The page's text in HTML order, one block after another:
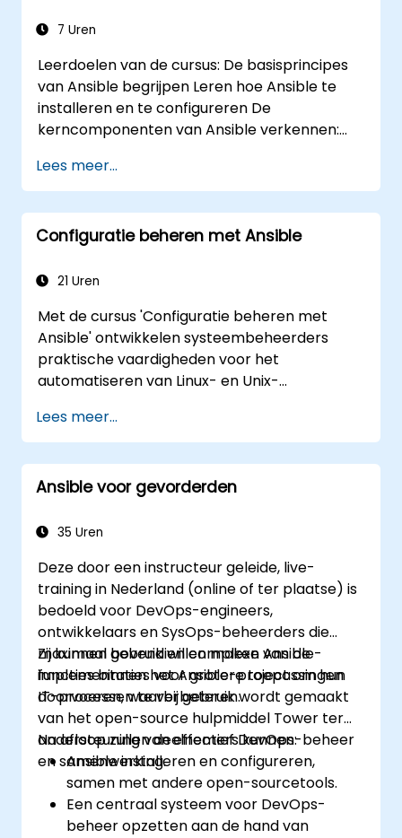
7 Uren
Leerdoelen van de cursus: De basisprincipes
van Ansible begrijpen Leren hoe Ansible te
installeren en te configureren De
kerncomponenten van Ansible verkennen:
Automatiseringsopdrachten implementeren
met behulp van Ansible Ansible Playbooks
uitvoeren om externe servers te beheren en
te automatiseren
Lees meer...
Configuratie beheren met Ansible
21 Uren
Met de cursus 'Configuratie beheren met
Ansible' ontwikkelen systeembeheerders
praktische vaardigheden voor het
automatiseren van Linux- en Unix-
achter Ansible-playbooks, rollen,
inventarisbeheer en configuratiegebaseerd
op variabelen. De cursus behandelt onder
andere correcte YAML-syntaxis,
strategieën voor het geleidelijk doorvoeren
implementatieprocessen standaardiseren en
ongewenste configuratieafwijkingen
voorkomen in complexe serveromgevingen.
Lees meer...
Ansible voor gevorderden
35 Uren
Deze door een instructeur geleide, live-
training in Nederland (online of ter plaatse) is
bedoeld voor DevOps-engineers,
ontwikkelaars en SysOps-beheerders die
maximaal gebruik willen maken van de
functies binnen het Ansible-project om hun
IT-processen te verbeteren.
Zij kunnen bovendien complexe Ansible-
implementaties voor grotere toepassingen
doorvoeren, waarbij gebruik wordt gemaakt
van het open-source hulpmiddel Tower ter
ondersteuning van effectief DevOps-beheer
en samenwerking.
Na afloop zullen deelnemers kunnen:
Ansible installeren en configureren,
samen met andere open-sourcetools.
Een centraal systeem voor DevOps-
beheer opzetten aan de hand van